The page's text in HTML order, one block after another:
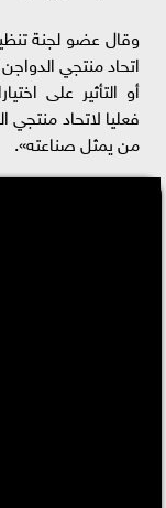
وقال عضو لجنة
اتحاد منتجي
أو التأثير على
فعليا لاتحاد
من يمثل صناعته».